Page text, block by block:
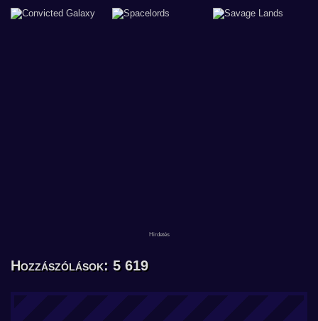
Hozzászólások: 5 619